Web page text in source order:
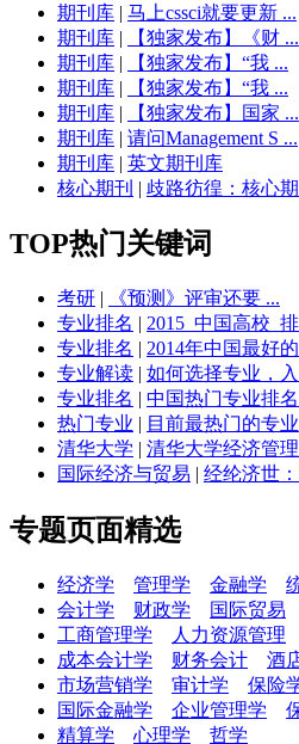
期刊库 | 马上cssci就要更新 ...
期刊库 |
【独家发布】《财 ...
期刊库 |
【独家发布】“我 ...
期刊库 |
【独家发布】“我 ...
期刊库 |
【独家发布】国家 ...
期刊库 | 请问Management S ...
期刊库 | 英文期刊库
核心期刊 | 歧路彷徨：核心
TOP热门关键词
考研 |
《预测》评审还要 ...
专业排名 | 2015_中国高校_
专业排名 | 2014年中国最好
专业解读 | 如何选择专业，
专业排名 | 中国热门专业排
热门专业 | 目前最热门的专业
清华大学 | 清华大学经济管
国际经济与贸易 | 经纶济世
专题页面精选
经济学 管理学 金融学
会计学
财政学 国际贸易
工商管理学
人力资源管理
成本会计学
财务会计
酒
市场营销学
审计学
保险
国际金融学
企业管理学
精算学
心理学 哲学